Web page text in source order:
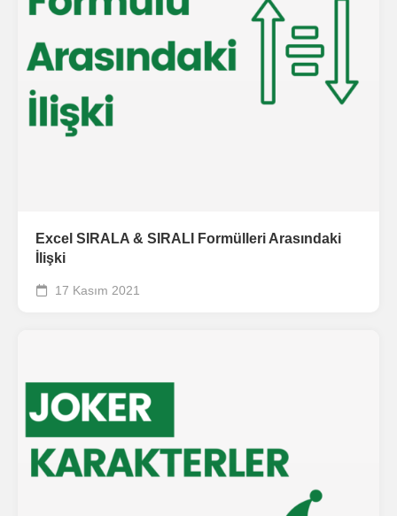
Excel SIRALA & SIRALI Formülleri Arasındaki
İlişki
17 Kasım 2021